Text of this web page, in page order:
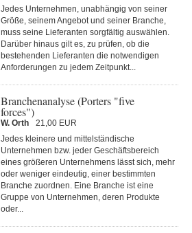
Jedes Unternehmen, unabhängig von seiner
Größe, seinem Angebot und seiner Branche,
muss seine Lieferanten sorgfältig auswählen.
Darüber hinaus gilt es, zu prüfen, ob die
bestehenden Lieferanten die notwendigen
Anforderungen zu jedem Zeitpunkt...
Branchenanalyse (Porters "five
forces")
W. Orth
21,00 EUR
Jedes kleinere und mittelständische
Unternehmen bzw. jeder Geschäftsbereich
eines größeren Unternehmens lässt sich, mehr
oder weniger eindeutig, einer bestimmten
Branche zuordnen. Eine Branche ist eine
Gruppe von Unternehmen, deren Produkte
oder...